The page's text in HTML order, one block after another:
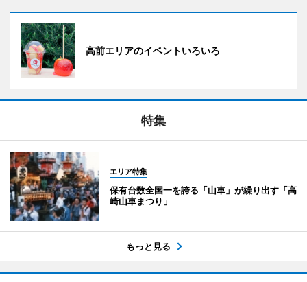
高前エリアのイベントいろいろ
特集
エリア特集
保有台数全国一を誇る「山車」が繰り出す「高
崎山車まつり」
もっと見る